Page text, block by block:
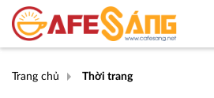
Trang chủ Thời trang